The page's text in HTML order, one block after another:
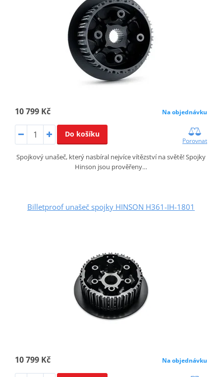
10 799 Kč Na objednávku
Do košíku
Porovnat
Spojkový unašeč, který nasbíral nejvíce vítězství na světě! Spojky
Hinson jsou prověřeny…
Billetproof unašeč spojky HINSON H361-IH-1801
10 799 Kč Na objednávku